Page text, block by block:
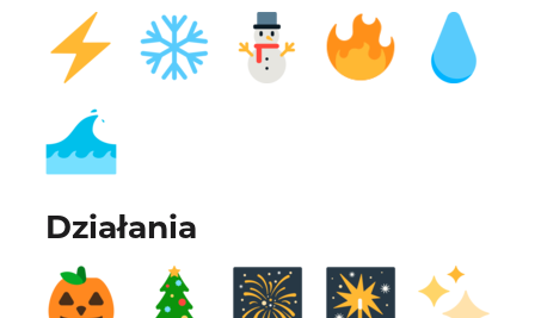
Działania